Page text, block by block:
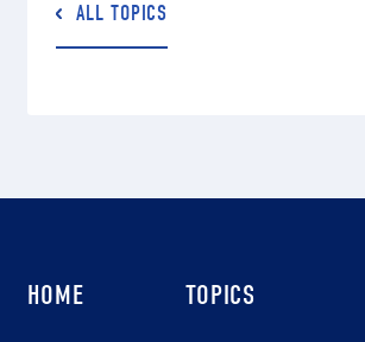
ALL TOPICS
HOME TOPICS